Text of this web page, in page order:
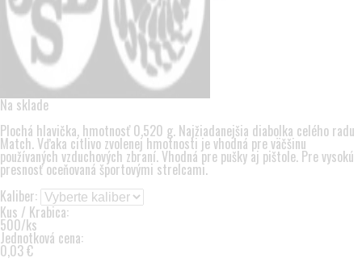
Na sklade
Plochá hlavička, hmotnosť 0,520 g. Najžiadanejšia diabolka celého radu
Match. Vďaka citlivo zvolenej hmotnosti je vhodná pre väčšinu
používaných vzduchových zbraní. Vhodná pre pušky aj pištole. Pre vysokú
presnosť oceňovaná športovými strelcami.
Kaliber:
Kus / Krabica:
500/ks
Jednotková cena:
0,03 €